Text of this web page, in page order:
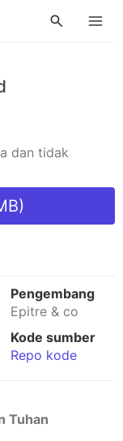
dan tidak
Pengembang
Epitre & co
Kode sumber
Repo kode
Tuhan